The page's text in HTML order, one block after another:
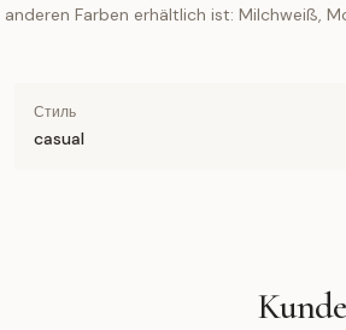
Farben erhältlich ist: Milchweiß,
Стиль
casual